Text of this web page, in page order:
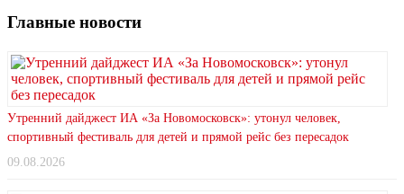
Главные новости
Утренний дайджест ИА «За Новомосковск»: утонул человек,
спортивный фестиваль для детей и прямой рейс без пересадок
09.08.2026